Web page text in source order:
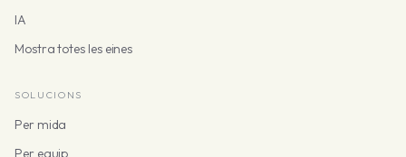
IA
Mostra totes les eines
SOLUCIONS
Per mida
Per equip